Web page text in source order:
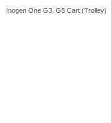
Inogen One G3, G5 Cart (Trolley)